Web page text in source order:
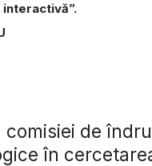
comisiei de
în